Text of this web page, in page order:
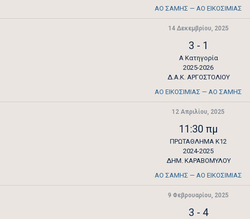
ΑΟ ΣΑΜΗΣ — ΑΟ ΕΙΚΟΣΙΜΙΑΣ
14 Δεκεμβρίου, 2025
3 - 1
Α Κατηγορία
2025-2026
Δ.Α.Κ. ΑΡΓΟΣΤΟΛΙΟΥ
ΑΟ ΕΙΚΟΣΙΜΙΑΣ — ΑΟ ΣΑΜΗΣ
12 Απριλίου, 2025
11:30 πμ
ΠΡΩΤΑΘΛΗΜΑ Κ12
2024-2025
ΔΗΜ. ΚΑΡΑΒΟΜΥΛΟΥ
ΑΟ ΣΑΜΗΣ — ΑΟ ΕΙΚΟΣΙΜΙΑΣ
9 Φεβρουαρίου, 2025
3 - 4